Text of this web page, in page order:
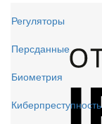
Регуляторы
Персданные
Биометрия
Киберпреступность